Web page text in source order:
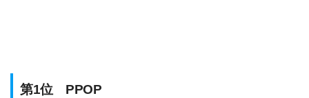
第1位 PPOP